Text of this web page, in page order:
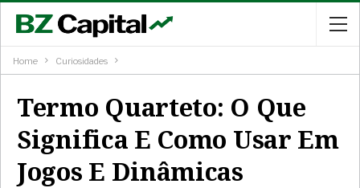
Home Curiosidades
Termo Quarteto: O Que
Significa E Como Usar Em
Jogos E Dinâmicas